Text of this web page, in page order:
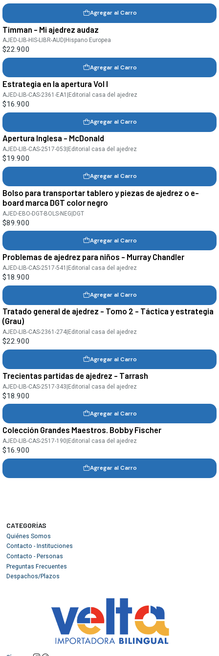
Agregar al Carro
Timman - Mi ajedrez audaz
AJED-LIB-HIS-LIBR-AUD Hispano Europea
$22.900
Agregar al Carro
Estrategia en la apertura Vol I
AJED-LIB-CAS-2361-EA1 |Editorial casa del ajedrez
$16.900
Agregar al Carro
Apertura Inglesa - McDonald
AJED-LIB-CAS-2517-053 Editorial casa del ajedrez
$19.900
Agregar al Carro
Bolso para transportar tablero y piezas de ajedrez o e-
board marca DGT color negro
AJED-EBO-DGT-BOLS-NEG|DGT
$89.900
Agregar al Carro
Problemas de ajedrez para niños - Murray Chandler
AJED-LIB-CAS-2517-541 Editorial casa del ajedrez
$18.900
Agregar al Carro
Tratado general de ajedrez - Tomo 2 - Táctica y estrategia
(Grau)
AJED-LIB-CAS-2361-274 Editorial casa del ajedrez
$22.900
Agregar al Carro
Trecientas partidas de ajedrez - Tarrash
AJED-LIB-CAS-2517-343|Editorial casa del ajedrez
$18.900
Agregar al Carro
Colección Grandes Maestros. Bobby Fischer
AJED-LIB-CAS-2517-190 Editorial casa del ajedrez
$16.900
Agregar al Carro
CATEGORÍAS
Quiénes Somos
Contacto - Instituciones
Contacto - Personas
Preguntas Frecuentes
Despachos/Plazos